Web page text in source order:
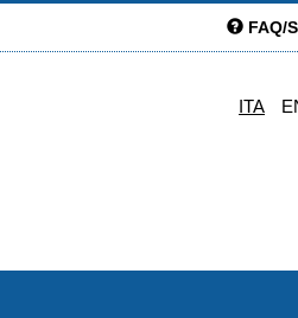
FAQ/
ITA